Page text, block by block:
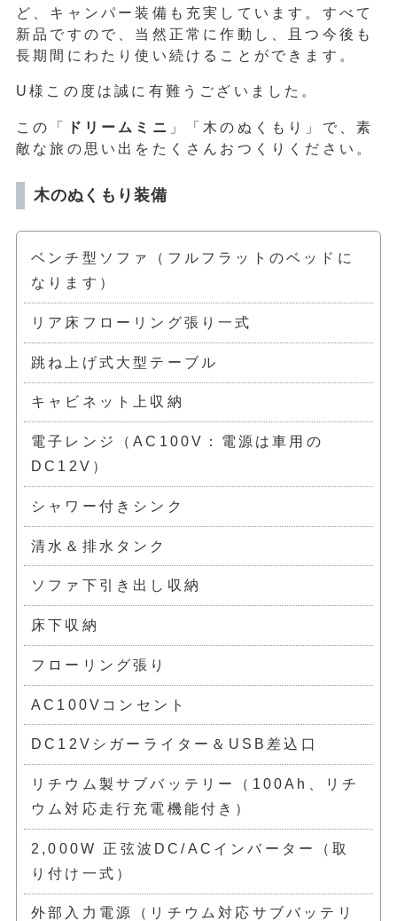
ど、キャンパー装備も充実しています。すべて
新品ですので、当然正常に作動し、且つ今後も
長期間にわたり使い続けることができます。
U様この度は誠に有難うございました。
この「 ドリームミニ 」「木のぬくもり」で、素
敵な旅の思い出をたくさんおつくりください。
木のぬくもり装備
ベンチ型ソファ（フルフラットのベッドに
なります）
リア床フローリング張り一式
跳ね上げ式大型テーブル
キャビネット上収納
電子レンジ（AC100V：電源は車用の
DC12V）
シャワー付きシンク
清水＆排水タンク
ソファ下引き出し収納
床下収納
フローリング張り
AC100Vコンセント
DC12Vシガーライター＆USB差込口
リチウム製サブバッテリー（100Ah、リチ
ウム対応走行充電機能付き）
2,000W 正弦波DC/ACインバーター（取
り付け一式）
外部入力電源（リチウム対応サブバッテリ